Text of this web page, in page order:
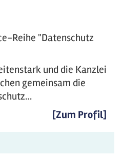
Reihe "Datenschutz
und die Kanzlei
gemeinsam die
[Zum Profil]